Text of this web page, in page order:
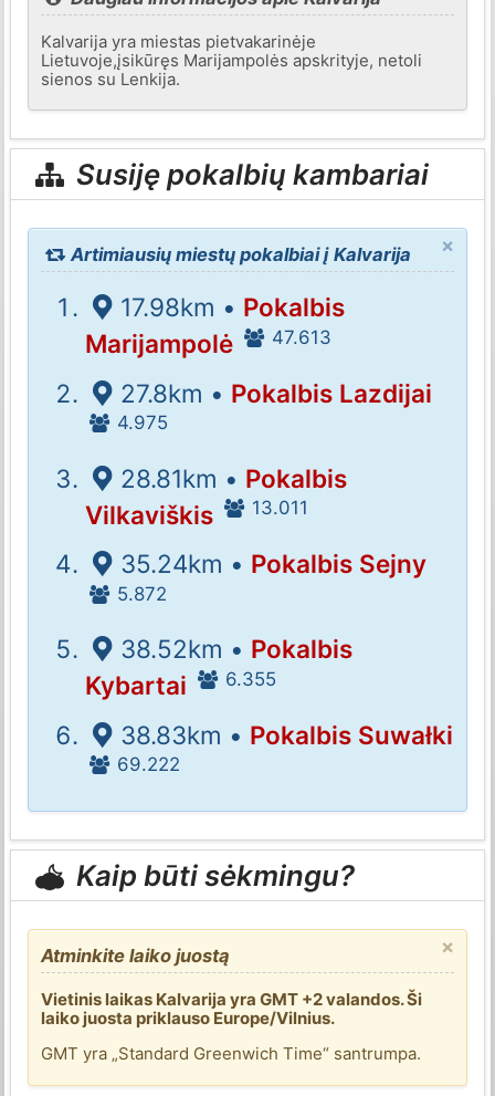
Kalvarija yra miestas pietvakarinėje
Lietuvoje,įsikūręs Marijampolės apskrityje, netoli
sienos su Lenkija.
Susiję pokalbių kambariai
×
Artimiausių miestų pokalbiai į Kalvarija
17.98km • Pokalbis
Marijampolė
47.613
27.8km • Pokalbis Lazdijai
4.975
28.81km • Pokalbis
Vilkaviškis
13.011
35.24km • Pokalbis Sejny
5.872
38.52km • Pokalbis
Kybartai
6.355
38.83km • Pokalbis Suwałki
69.222
Kaip būti sėkmingu?
×
Atminkite laiko juostą
Vietinis laikas Kalvarija yra GMT +2 valandos. Ši
laiko juosta priklauso Europe/Vilnius.
GMT yra „Standard Greenwich Time“ santrumpa.